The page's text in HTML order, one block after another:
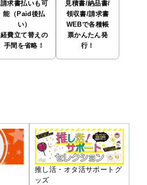
請求書払いも可
能（Paid後払
い）
経費立て替えの
手間を省略！
見積書/納品書/
領収書/請求書
WEBで各種帳
票かんたん発
行！
推し活・オタ活サポートグ
ッズ